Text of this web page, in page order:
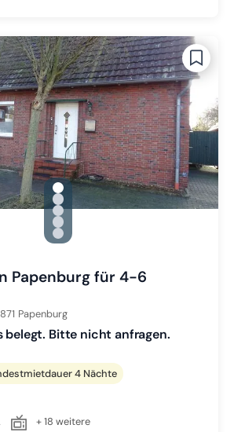
gallery.slide_selector
Zu Slide 1 wechseln
Zu Slide 2 wechseln
Zu Slide 3 wechseln
Zu Slide 4 wechseln
Zu Slide 5 wechseln
Papenburg für 4-6
Papenburg
belegt. Bitte nicht anfragen.
4 Nächte
+ 18 weitere